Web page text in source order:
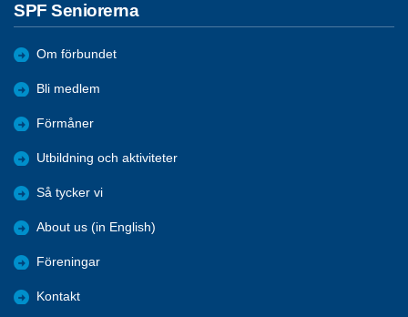
SPF Seniorerna
Om förbundet
Bli medlem
Förmåner
Utbildning och aktiviteter
Så tycker vi
About us (in English)
Föreningar
Kontakt